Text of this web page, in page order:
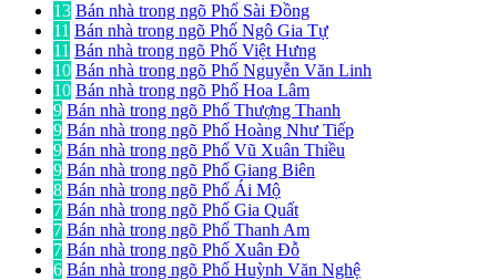
13 Bán nhà trong ngõ Phố Sài Đồng
11 Bán nhà trong ngõ Phố Ngô Gia Tự
11 Bán nhà trong ngõ Phố Việt Hưng
10 Bán nhà trong ngõ Phố Nguyễn Văn Linh
10 Bán nhà trong ngõ Phố Hoa Lâm
9 Bán nhà trong ngõ Phố Thượng Thanh
9 Bán nhà trong ngõ Phố Hoàng Như Tiếp
9 Bán nhà trong ngõ Phố Vũ Xuân Thiều
9 Bán nhà trong ngõ Phố Giang Biên
8 Bán nhà trong ngõ Phố Ái Mộ
7 Bán nhà trong ngõ Phố Gia Quất
7 Bán nhà trong ngõ Phố Thanh Am
7 Bán nhà trong ngõ Phố Xuân Đỗ
6 Bán nhà trong ngõ Phố Huỳnh Văn Nghệ